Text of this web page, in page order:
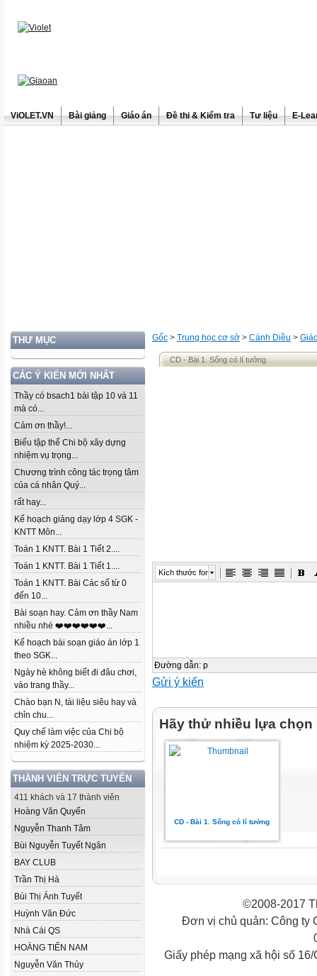
ViOLET.VN Bài giảng Giáo án Đề thi & Kiểm tra Tư liệu E-
THƯ MỤC
CÁC Ý KIẾN MỚI NHẤT
Thầy có bsach1 bài tập 10 và 11
mà có...
Cảm ơn thầy!...
Biểu tập thể Chi bộ xây dựng
nhiệm vụ trọng...
Chương trình công tác trọng tâm
của cá nhân Quý...
rất hay...
Kế hoạch giảng dạy lớp 4 SGK -
KNTT Môn...
Toán 1 KNTT. Bài 1 Tiết 2....
Toán 1 KNTT. Bài 1 Tiết 1....
Toán 1 KNTT. Bài Các số từ 0
đến 10...
Bài soạn hay. Cảm ơn thầy Nam
nhiều nhé ❤️❤️❤️❤️❤️❤️...
Kế hoạch bài soạn giáo án lớp 1
theo SGK...
Ngày hè không biết đi đâu chơi,
vào trang thầy...
Chào bạn N, tài liệu siêu hay và
chỉn chu...
Quy chế làm việc của Chi bộ
nhiệm kỳ 2025-2030...
THÀNH VIÊN TRỰC TUYẾN
411 khách và 17 thành viên
Hoàng Văn Quyến
Nguyễn Thanh Tâm
Bùi Nguyễn Tuyết Ngân
BAY CLUB
Trần Thị Hà
Bùi Thị Ánh Tuyết
Huỳnh Văn Đức
Nhà Cái QS
HOÀNG TIẾN NAM
Nguyễn Văn Thủy
Gốc > Trung học cơ sở > Cánh Diều >
CD - Bài 1. Sống có lí tưởng
Kích thước font
Đường dẫn: p
Gửi ý kiến
Hãy thử nhiều lựa chọn
CD - Bài 1. Sống có lí tưởng
©2008-2017
Đơn vị chủ quản: Công ty
Giấy phép mạng xã hội số